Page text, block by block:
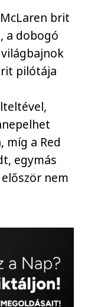
brit
a dobogó
pilótája
míg a Red
egymás
nem